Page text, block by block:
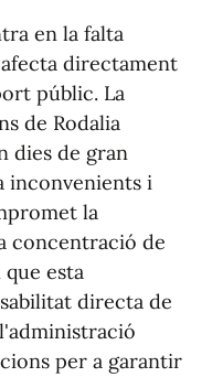
en la falta
directament
públic. La
de Rodalia
dies de gran
inconvenients i
la
concentració de
esta
directa de
per a garantir